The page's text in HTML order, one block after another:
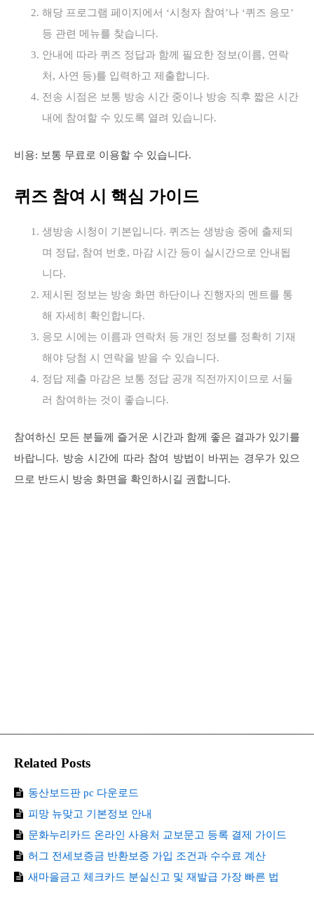
해당 프로그램 페이지에서 ‘시청자 참여’나 ‘퀴즈 응모’
등 관련 메뉴를 찾습니다.
안내에 따라 퀴즈 정답과 함께 필요한 정보(이름, 연락
처, 사연 등)를 입력하고 제출합니다.
전송 시점은 보통 방송 시간 중이나 방송 직후 짧은 시간
내에 참여할 수 있도록 열려 있습니다.
비용: 보통 무료로 이용할 수 있습니다.
퀴즈 참여 시 핵심 가이드
생방송 시청이 기본입니다. 퀴즈는 생방송 중에 출제되
며 정답, 참여 번호, 마감 시간 등이 실시간으로 안내됩
니다.
제시된 정보는 방송 화면 하단이나 진행자의 멘트를 통
해 자세히 확인합니다.
응모 시에는 이름과 연락처 등 개인 정보를 정확히 기재
해야 당첨 시 연락을 받을 수 있습니다.
정답 제출 마감은 보통 정답 공개 직전까지이므로 서둘
러 참여하는 것이 좋습니다.
참여하신 모든 분들께 즐거운 시간과 함께 좋은 결과가 있기를
바랍니다. 방송 시간에 따라 참여 방법이 바뀌는 경우가 있으
므로 반드시 방송 화면을 확인하시길 권합니다.
Related Posts
동산보드판 pc 다운로드
피망 뉴맞고 기본정보 안내
문화누리카드 온라인 사용처 교보문고 등록 결제 가이드
허그 전세보증금 반환보증 가입 조건과 수수료 계산
새마을금고 체크카드 분실신고 및 재발급 가장 빠른 법